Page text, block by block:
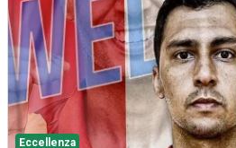
Eccellenza